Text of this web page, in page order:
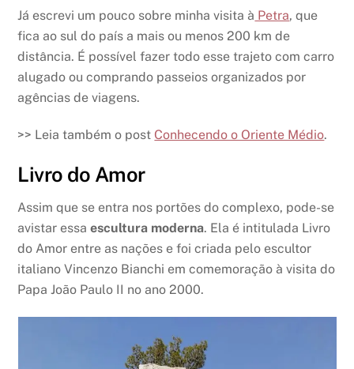
Já escrevi um pouco sobre minha visita à Petra, que
fica ao sul do país a mais ou menos 200 km de
distância. É possível fazer todo esse trajeto com carro
alugado ou comprando passeios organizados por
agências de viagens.
>> Leia também o post Conhecendo o Oriente Médio.
Livro do Amor
Assim que se entra nos portões do complexo, pode-se
avistar essaescultura moderna. Ela é intitulada Livro
do Amor entre as nações e foi criada pelo escultor
italiano Vincenzo Bianchi em comemoração à visita do
Papa João Paulo II no ano 2000.